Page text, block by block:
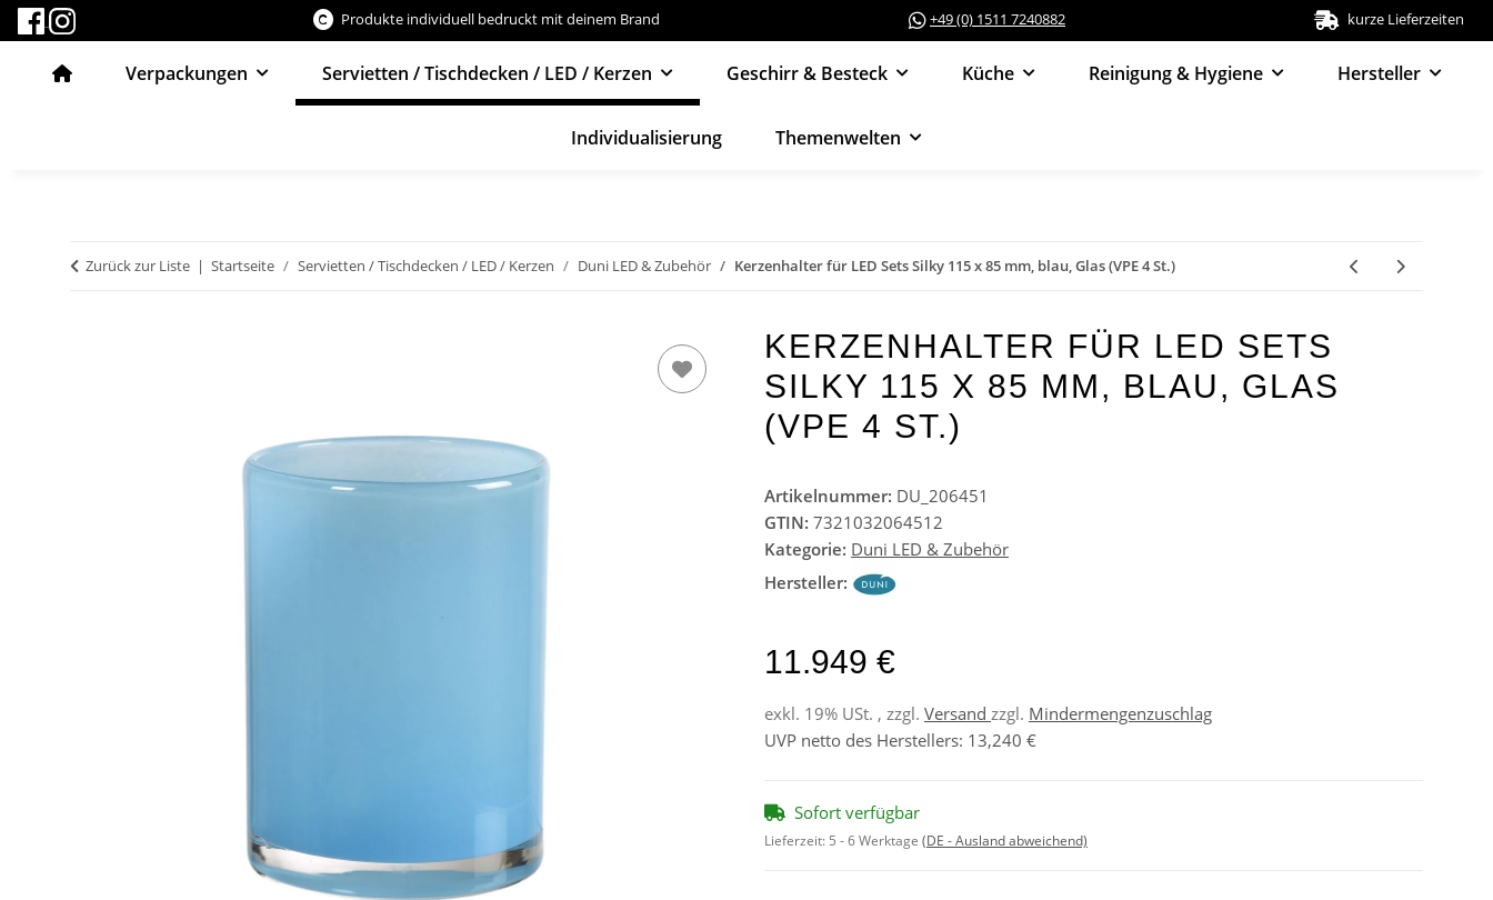
Produkte individuell bedruckt mit deinem Brand +49 (0) 1511 7240882 kurze Lieferzeiten
Verpackungen Servietten / Tischdecken / LED / Kerzen Geschirr & Besteck Küche Reinigung & Hygiene Hersteller
Individualisierung Themenwelten
Zurück zur Liste Startseite Servietten / Tischdecken / LED / Kerzen Duni LED & Zubehör Kerzenhalter für LED Sets Silky 115 x 85 mm, blau, Glas (VPE 4 St.)
KERZENHALTER FÜR LED SETS
SILKY 115 X 85 MM, BLAU, GLAS
(VPE 4 ST.)
Artikelnummer: DU_206451
GTIN: 7321032064512
Kategorie: Duni LED & Zubehör
Hersteller:
11.949 €
exkl. 19% USt. , zzgl. Versand zzgl. Mindermengenzuschlag
UVP netto des Herstellers: 13,240 €
Sofort verfügbar
Lieferzeit: 5 - 6 Werktage (DE - Ausland abweichend)